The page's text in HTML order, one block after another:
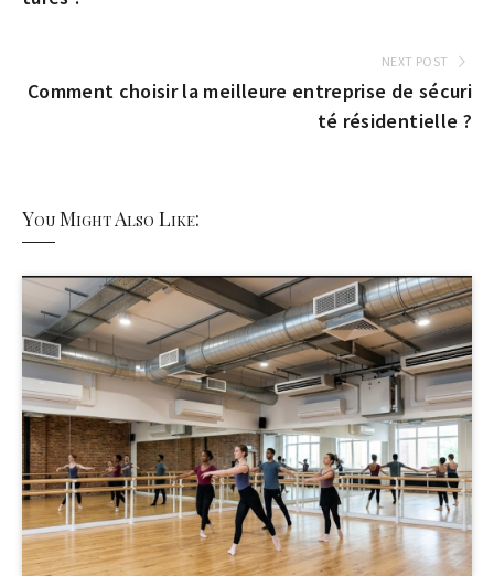
NEXT POST
Comment choisir la meilleure entreprise de sécuri
té résidentielle ?
You Might Also Like: